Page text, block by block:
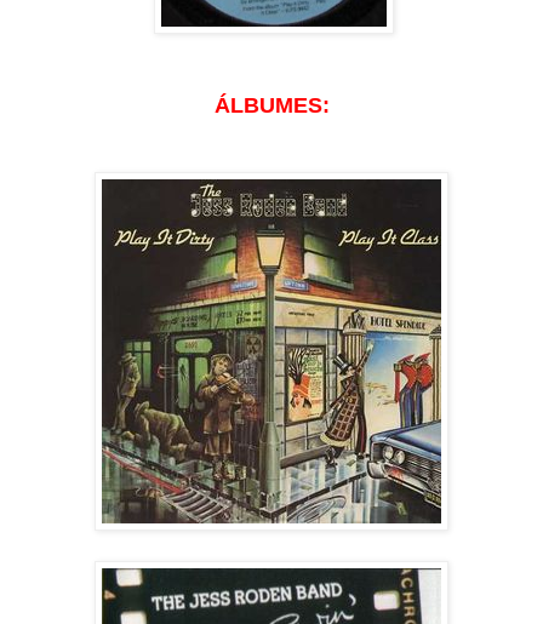
ÁLBUMES: